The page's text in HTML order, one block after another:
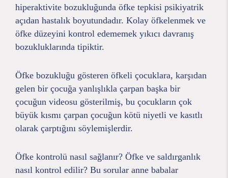
hiperaktivite bozukluğunda öfke tepkisi psikiyatrik
açıdan hastalık boyutundadır. Kolay öfkelenmek ve
öfke düzeyini kontrol edememek yıkıcı davranış
bozukluklarında tipiktir.
Öfke bozukluğu gösteren öfkeli çocuklara, karşıdan
gelen bir çocuğa yanlışlıkla çarpan başka bir
çocuğun videosu gösterilmiş, bu çocukların çok
büyük kısmı çarpan çocuğun kötü niyetli ve kasıtlı
olarak çarptığını söylemişlerdir.
Öfke kontrolü nasıl sağlanır? Öfke ve saldırganlık
nasıl kontrol edilir? Bu sorular anne babalar